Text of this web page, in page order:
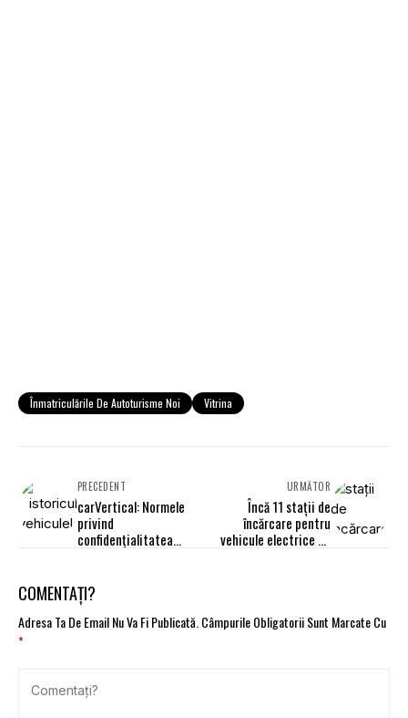
Înmatriculările De Autoturisme Noi Vitrina
PRECEDENT
carVertical: Normele
privind
confidențialitatea
URMĂTOR
Încă 11 stații de
încărcare pentru
vehicule electrice au
COMENTAȚI?
Adresa Ta De Email Nu Va Fi Publicată.Câmpurile Obligatorii Sunt Marcate Cu
*